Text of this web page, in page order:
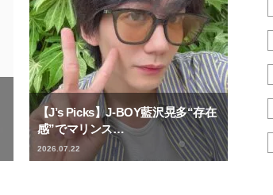
【J’s Picks】J-BOY藍沢晃多“存在
感”でマリンス…
2026.07.22